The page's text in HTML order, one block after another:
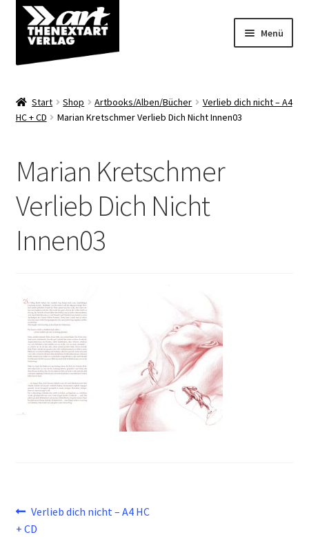
Zur
Navigation
springen
Zum
Inhalt
springen
Menü
Shop
Start Shop Artbooks/Alben/Bücher
Verlieb dich nicht – A4
HC + CD
Marian Kretschmer Verlieb Dich Nicht Innen03
Marian Kretschmer
Verlieb Dich Nicht
Innen03
Beitragsnavigation
Vorheriger
Beitrag:
Verlieb dich nicht – A4 HC
+ CD